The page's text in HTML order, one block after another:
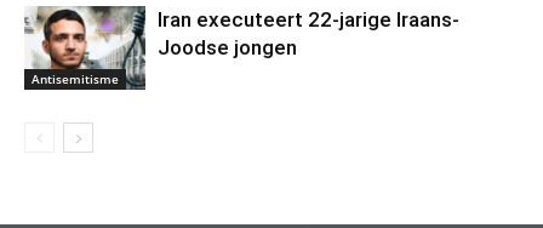
Antisemitisme
Iran executeert 22-jarige Iraans-
Joodse jongen